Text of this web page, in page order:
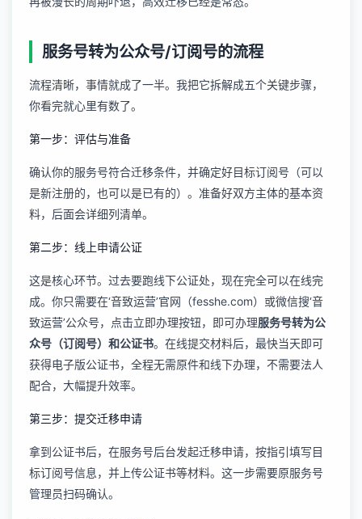
服务号转为公众号/订阅号的流程
流程清晰，事情就成了一半。我把它拆解成五个关键步骤，
你看完就心里有数了。
第一步：评估与准备
确认你的服务号符合迁移条件，并确定好目标订阅号（可以
是新注册的，也可以是已有的）。准备好双方主体的基本资
料，后面会详细列清单。
第二步：线上申请公证
这是核心环节。过去要跑线下公证处，现在完全可以在线完
成。你只需要在‘音致运营’官网（fesshe.com）或微信搜‘音
致运营’公众号，点击立即办理按钮，即可办理服务号转为公
众号（订阅号）和公证书。在线提交材料后，最快当天即可
获得电子版公证书，全程无需原件和线下办理，不需要法人
配合，大幅提升效率。
第三步：提交迁移申请
拿到公证书后，在服务号后台发起迁移申请，按指引填写目
标订阅号信息，并上传公证书等材料。这一步需要原服务号
管理员扫码确认。